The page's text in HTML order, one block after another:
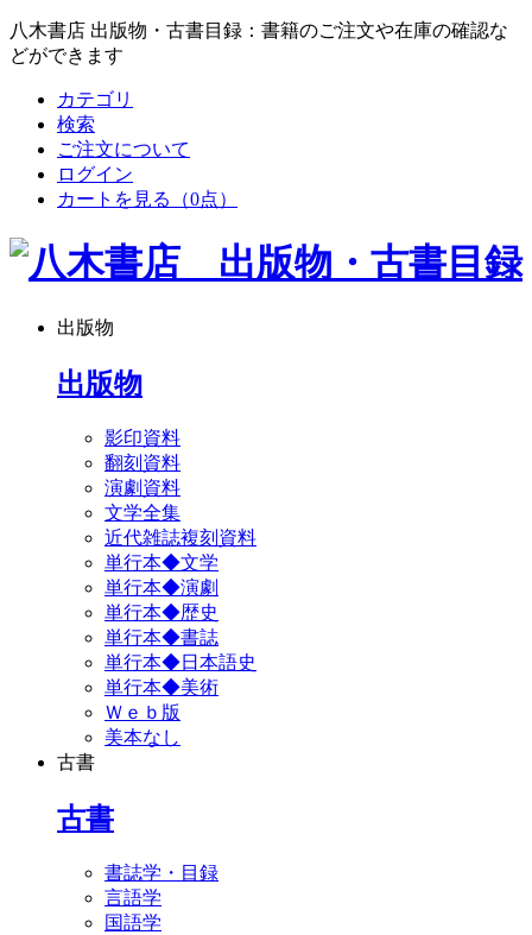
八木書店 出版物・古書目録：書籍のご注文や在庫の確認な
どができます
カテゴリ
検索
ご注文について
ログイン
カートを見る
（0点）
出版物
出版物
影印資料
翻刻資料
演劇資料
文学全集
近代雑誌複刻資料
単行本◆文学
単行本◆演劇
単行本◆歴史
単行本◆書誌
単行本◆日本語史
単行本◆美術
Ｗｅｂ版
美本なし
古書
古書
書誌学・目録
言語学
国語学